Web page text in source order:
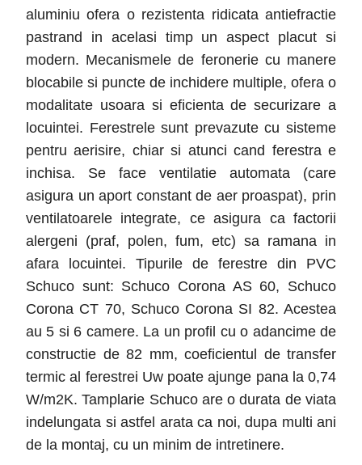
aluminiu ofera o rezistenta ridicata antiefractie
pastrand in acelasi timp un aspect placut si
modern. Mecanismele de feronerie cu manere
blocabile si puncte de inchidere multiple, ofera o
modalitate usoara si eficienta de securizare a
locuintei. Ferestrele sunt prevazute cu sisteme
pentru aerisire, chiar si atunci cand ferestra e
inchisa. Se face ventilatie automata (care
asigura un aport constant de aer proaspat), prin
ventilatoarele integrate, ce asigura ca factorii
alergeni (praf, polen, fum, etc) sa ramana in
afara locuintei. Tipurile de ferestre din PVC
Schuco sunt: Schuco Corona AS 60, Schuco
Corona CT 70, Schuco Corona SI 82. Acestea
au 5 si 6 camere. La un profil cu o adancime de
constructie de 82 mm, coeficientul de transfer
termic al ferestrei Uw poate ajunge pana la 0,74
W/m2K. Tamplarie Schuco are o durata de viata
indelungata si astfel arata ca noi, dupa multi ani
de la montaj, cu un minim de intretinere.